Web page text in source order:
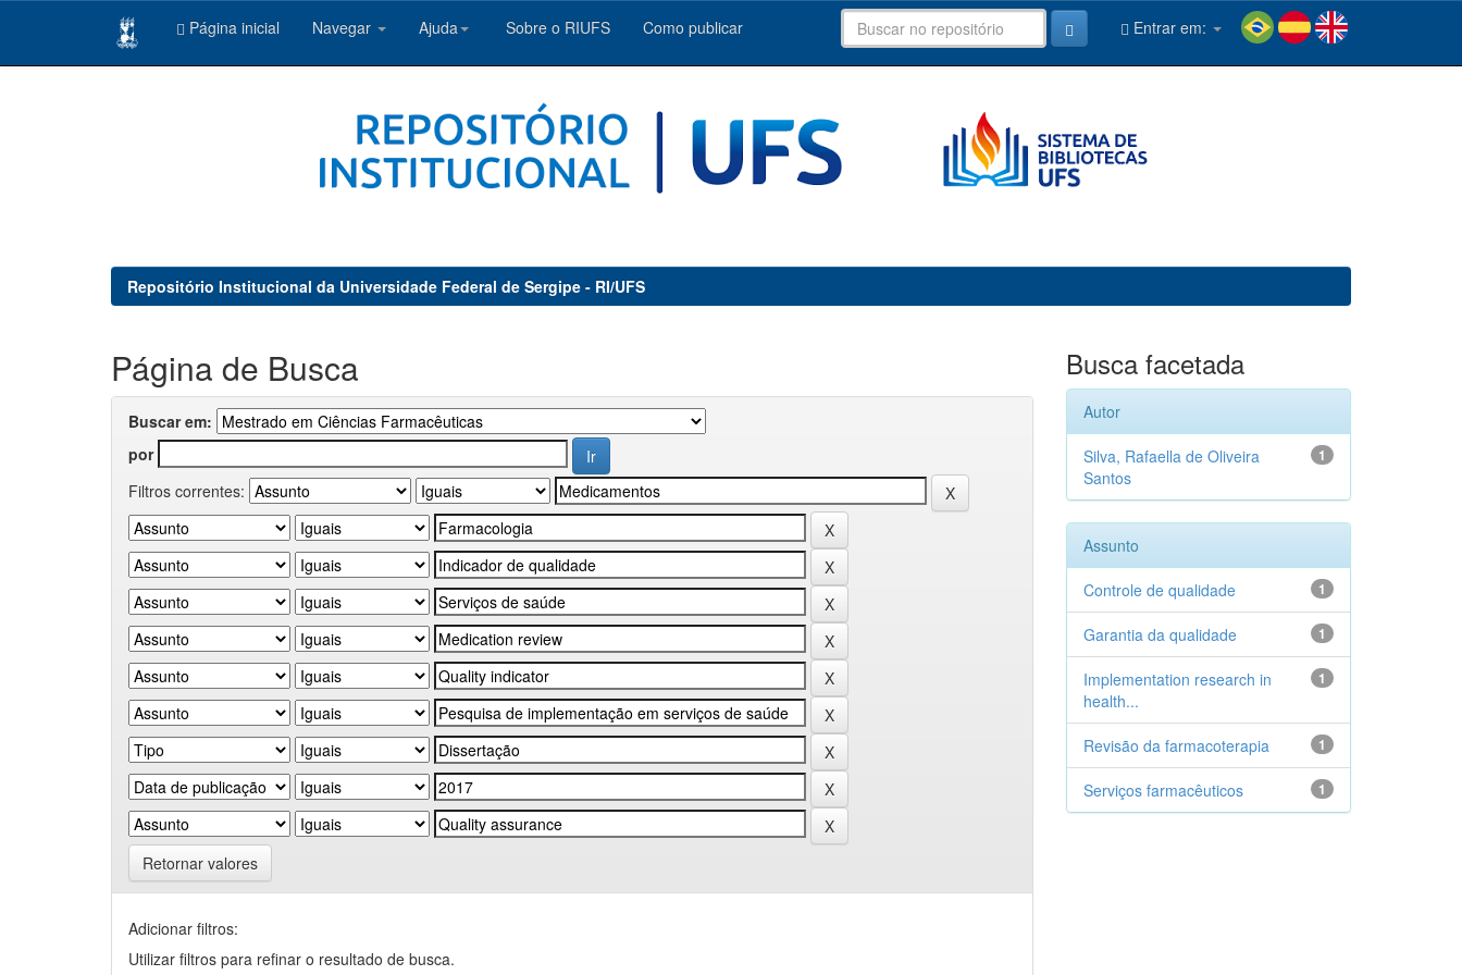
Página inicial Navegar Ajuda Sobre o RIUFS Como publicar Entrar em:
Repositório Institucional da Universidade Federal de Sergipe - RI/UFS
Página de Busca
Buscar em:
por
Filtros correntes:
Retornar valores
Adicionar filtros:
Utilizar filtros para refinar o resultado de busca.
Busca facetada
Autor
1
Silva, Rafaella de Oliveira
Santos
Assunto
1
Controle de qualidade
1
Garantia da qualidade
1
Implementation research in
health...
1
Revisão da farmacoterapia
1
Serviços farmacêuticos